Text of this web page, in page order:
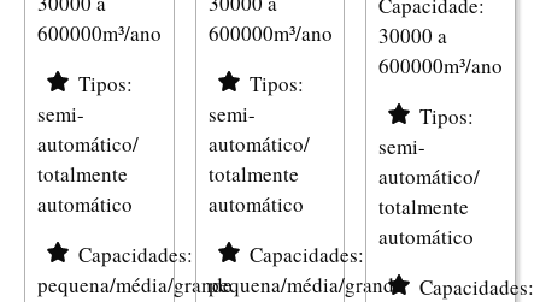
600000m³/ano
Tipos:
semi-
automático/
totalmente
automático
Capacidades:
pequena/média/grande
600000m³/ano
Tipos:
semi-
automático/
totalmente
automático
Capacidades:
pequena/média/grande
30000 a
600000m³/ano
Tipos:
semi-
automático/
totalmente
automático
Capacidades: